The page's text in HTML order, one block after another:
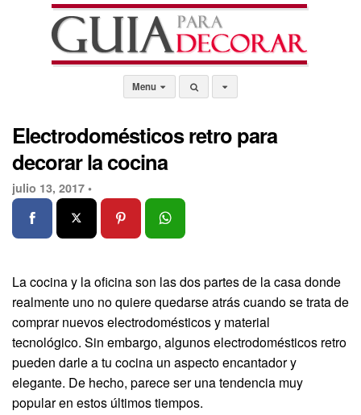
Menu
Electrodomésticos retro para
decorar la cocina
julio 13, 2017 •
La cocina y la oficina son las dos partes de la casa donde
realmente uno no quiere quedarse atrás cuando se trata de
comprar nuevos electrodomésticos y material
tecnológico. Sin embargo, algunos electrodomésticos retro
pueden darle a tu cocina un aspecto encantador y
elegante. De hecho, parece ser una tendencia muy
popular en estos últimos tiempos.